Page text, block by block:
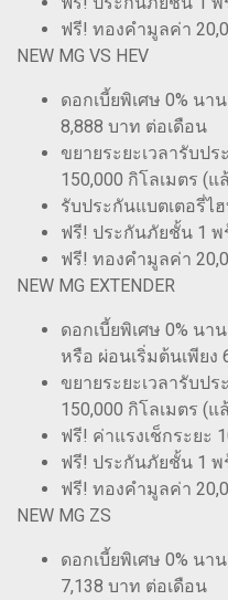
ฟรี! ทองคำมูลค่า
NEW MG VS HEV
ดอกเบี้ยพิเศษ 0% นา
8,888 บาท ต่อเดือน
ขยายระยะเวลารับป
150,000 กิโลเมตร (
รับประกันแบตเตอรี่ไ
ฟรี! ประกันภัยชั้น 1 พ
ฟรี! ทองคำมูลค่า
NEW MG EXTENDER
ดอกเบี้ยพิเศษ 0% นา
หรือ ผ่อนเริ่มต้นเพียง
ขยายระยะเวลารับป
150,000 กิโลเมตร (
ฟรี! ค่าแรงเช็กระยะ
ฟรี! ประกันภัยชั้น 1 พ
ฟรี! ทองคำมูลค่า
NEW MG ZS
ดอกเบี้ยพิเศษ 0% นา
7,138 บาท ต่อเดือน